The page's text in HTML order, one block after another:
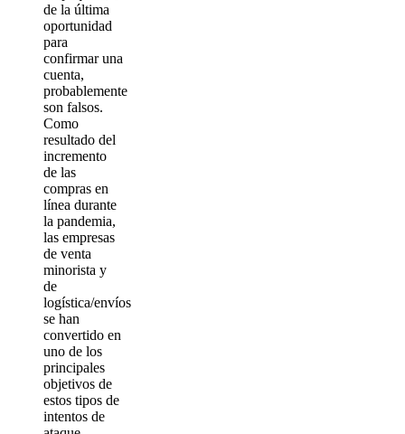
de la última
oportunidad
para
confirmar una
cuenta,
probablemente
son falsos.
Como
resultado del
incremento
de las
compras en
línea durante
la pandemia,
las empresas
de venta
minorista y
de
logística/envíos
se han
convertido en
uno de los
principales
objetivos de
estos tipos de
intentos de